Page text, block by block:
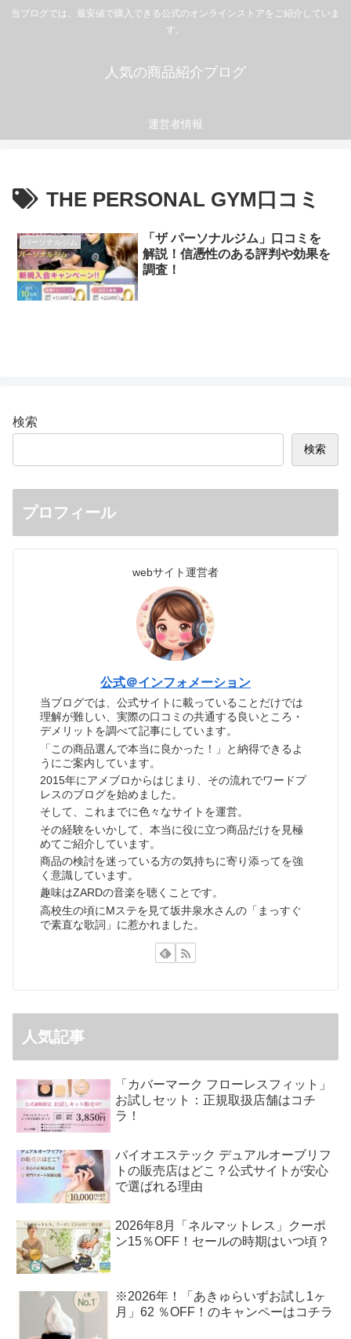
当ブログでは、最安値で購入できる公式のオンラインストアをご紹介していま
す。
人気の商品紹介ブログ
運営者情報
THE PERSONAL GYM口コミ
パーソナルジム
「ザ パーソナルジム」口コミを
解説！信憑性のある評判や効果を
調査！
検索
検索
プロフィール
webサイト運営者
公式＠インフォメーション
当ブログでは、公式サイトに載っていることだけでは
理解が難しい、実際の口コミの共通する良いところ・
デメリットを調べて記事にしています。
「この商品選んで本当に良かった！」と納得できるよ
うにご案内しています。
2015年にアメブロからはじまり、その流れでワードプ
レスのブログを始めました。
そして、これまでに色々なサイトを運営。
その経験をいかして、本当に役に立つ商品だけを見極
めてご紹介しています。
商品の検討を迷っている方の気持ちに寄り添ってを強
く意識しています。
趣味はZARDの音楽を聴くことです。
高校生の頃にMステを見て坂井泉水さんの「まっすぐ
で素直な歌詞」に惹かれました。
人気記事
「カバーマーク フローレスフィット」
お試しセット：正規取扱店舗はコチ
ラ！
バイオエステック デュアルオーブリフ
トの販売店はどこ？公式サイトが安心
で選ばれる理由
2026年8月「ネルマットレス」クーポ
ン15％OFF！セールの時期はいつ頃？
※2026年！「あきゅらいずお試し1ヶ
月」62 ％OFF！のキャンペーはコチラ